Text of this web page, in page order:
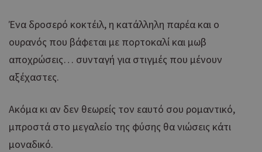
Ένα δροσερό κοκτέιλ, η κατάλληλη παρέα και ο
ουρανός που βάφεται με πορτοκαλί και μωβ
αποχρώσεις… συνταγή για στιγμές που μένουν
αξέχαστες.
Ακόμα κι αν δεν θεωρείς τον εαυτό σου ρομαντικό,
μπροστά στο μεγαλείο της φύσης θα νιώσεις κάτι
μοναδικό.